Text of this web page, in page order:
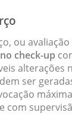
ou
check-up
alterações
ser
com